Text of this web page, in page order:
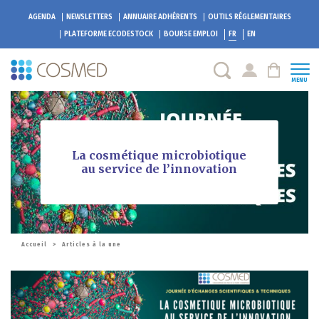
AGENDA NEWSLETTERS ANNUAIRE ADHÉRENTS
OUTILS RÉGLEMENTAIRES
PLATEFORME ECODESTOCK BOURSE EMPLOI FR EN
MENU
La cosmétique microbiotique
au service de l’innovation
Accueil > Articles à la une